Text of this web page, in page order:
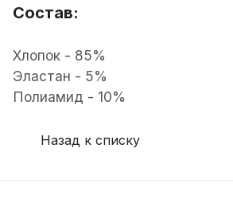
Состав:
Хлопок - 85%
Эластан - 5%
Полиамид - 10%
Назад к списку